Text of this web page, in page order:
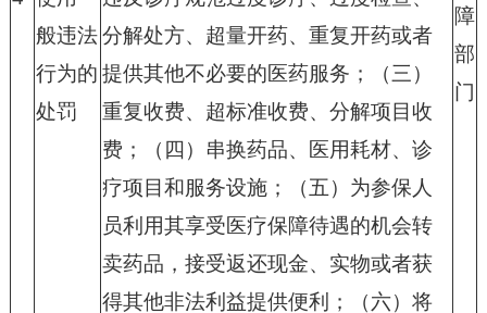
般违法
行为的
处罚
分解处方、超量开药、重复开药或者
提供其他不必要的医药服务；（三）
重复收费、超标准收费、分解项目收
费；（四）串换药品、医用耗材、诊
疗项目和服务设施；（五）为参保人
员利用其享受医疗保障待遇的机会转
卖药品，接受返还现金、实物或者获
得其他非法利益提供便利；（六）将
障
部
门